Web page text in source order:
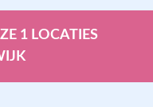
1 LOCATIES